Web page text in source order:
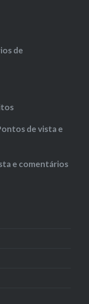
de
de vista e
e comentários